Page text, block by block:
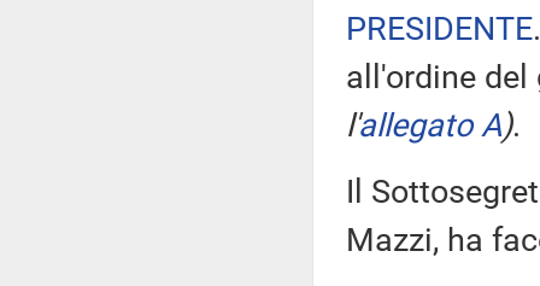
PRESIDENTE
all'ordine
l'allegato A).
Il
Mazzi, ha